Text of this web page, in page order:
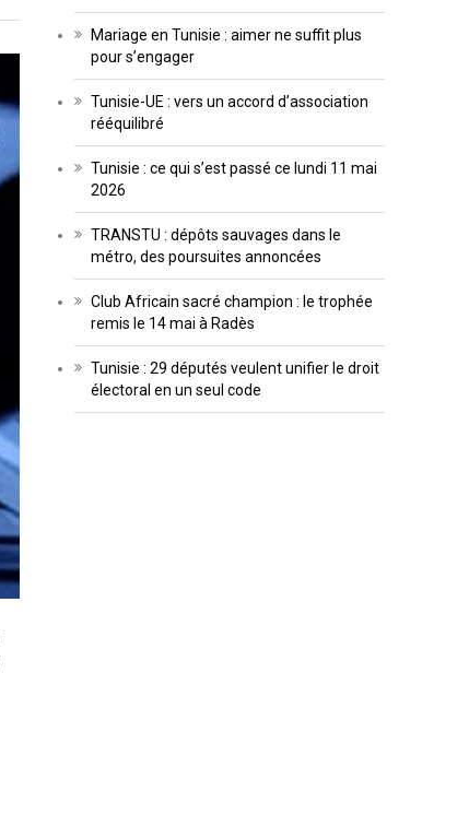
Mariage en Tunisie : aimer ne suffit plus
pour s’engager
Tunisie-UE : vers un accord d’association
rééquilibré
Tunisie : ce qui s’est passé ce lundi 11 mai
2026
TRANSTU : dépôts sauvages dans le
métro, des poursuites annoncées
Club Africain sacré champion : le trophée
remis le 14 mai à Radès
Tunisie : 29 députés veulent unifier le droit
électoral en un seul code